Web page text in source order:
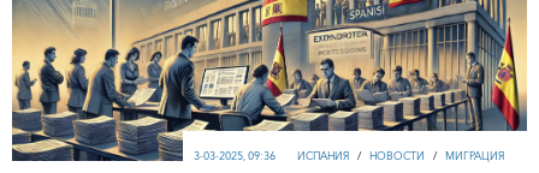
ИСПАНИЯ / НОВОСТИ / МИГРАЦИЯ
3-03-2025, 09:36